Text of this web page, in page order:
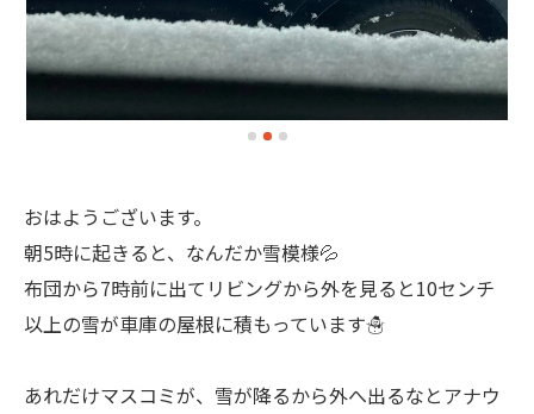
おはようございます。
朝5時に起きると、なんだか雪模様💦
布団から7時前に出てリビングから外を見ると10センチ
以上の雪が車庫の屋根に積もっています☃️
あれだけマスコミが、雪が降るから外へ出るなとアナウ